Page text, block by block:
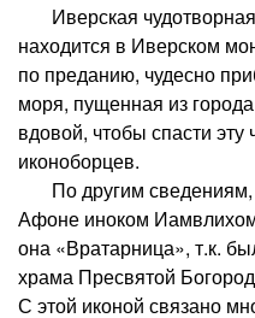
Иверская
находится в Иверском
по преданию, чудесно
моря, пущенная из
вдовой, чтобы спасти эту
иконоборцев.
По другим сведениям,
Афоне иноком
она «Вратарница», т.к.
храма Пресвятой
С этой иконой связано